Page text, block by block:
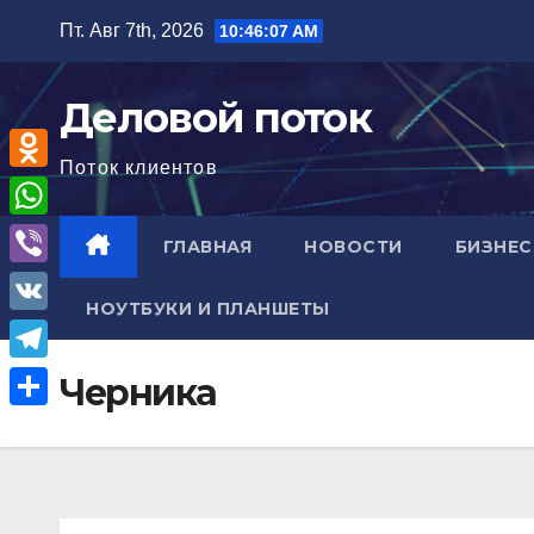
содержимому
Пт. Авг 7th, 2026 10:46:08 AM
Деловой поток
Поток клиентов
ГЛАВНАЯ НОВОСТИ
НОУТБУКИ И ПЛАНШЕТЫ
Черника
O
d
n
o
k
l
s
W
h
a
s
V
i
b
e
V
K
T
l